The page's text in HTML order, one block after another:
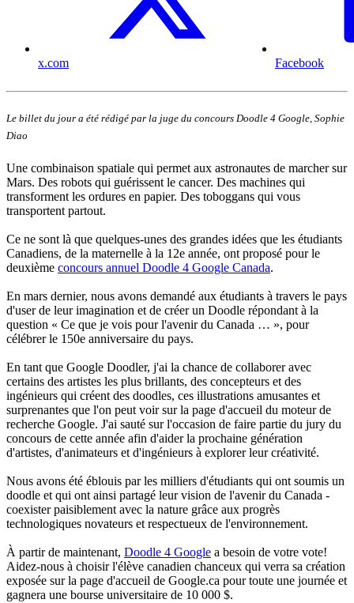
x.com Facebook
Le billet du jour a été rédigé par la juge du concours Doodle 4 Google, Sophie
Diao
Une combinaison spatiale qui permet aux astronautes de marcher sur
Mars. Des robots qui guérissent le cancer. Des machines qui
transforment les ordures en papier. Des toboggans qui vous
transportent partout.
Ce ne sont là que quelques-unes des grandes idées que les étudiants
Canadiens, de la maternelle à la 12e année, ont proposé pour le
deuxième concours annuel Doodle 4 Google Canada.
En mars dernier, nous avons demandé aux étudiants à travers le pays
d'user de leur imagination et de créer un Doodle répondant à la
question « Ce que je vois pour l'avenir du Canada … », pour
célébrer le 150e anniversaire du pays.
En tant que Google Doodler, j'ai la chance de collaborer avec
certains des artistes les plus brillants, des concepteurs et des
ingénieurs qui créent des doodles, ces illustrations amusantes et
surprenantes que l'on peut voir sur la page d'accueil du moteur de
recherche Google. J'ai sauté sur l'occasion de faire partie du jury du
concours de cette année afin d'aider la prochaine génération
d'artistes, d'animateurs et d'ingénieurs à explorer leur créativité.
Nous avons été éblouis par les milliers d'étudiants qui ont soumis un
doodle et qui ont ainsi partagé leur vision de l'avenir du Canada -
coexister paisiblement avec la nature grâce aux progrès
technologiques novateurs et respectueux de l'environnement.
À partir de maintenant, Doodle 4 Google a besoin de votre vote!
Aidez-nous à choisir l'élève canadien chanceux qui verra sa création
exposée sur la page d'accueil de Google.ca pour toute une journée et
gagnera une bourse universitaire de 10 000 $.